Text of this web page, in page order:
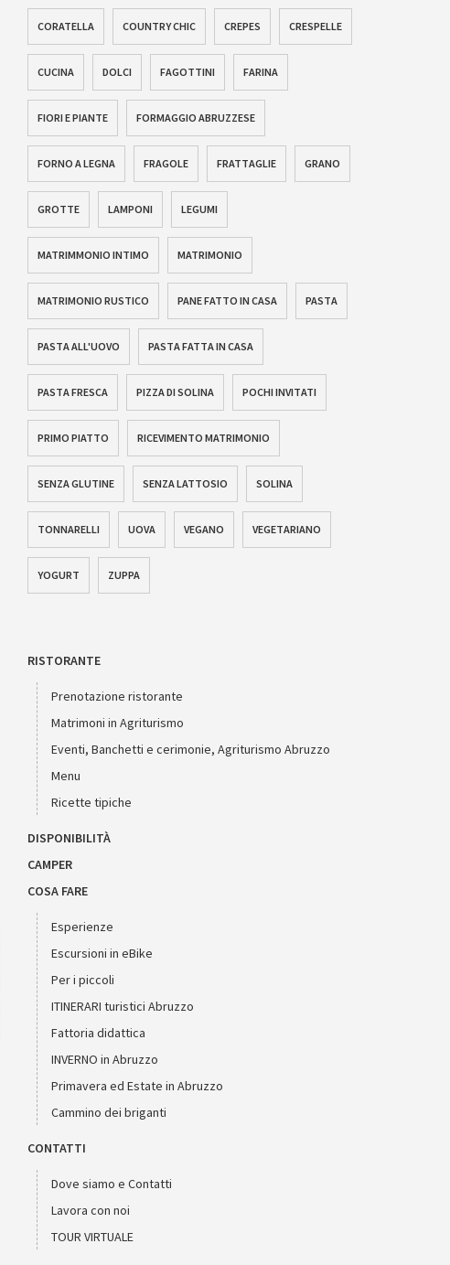
CORATELLA COUNTRY CHIC CREPES CRESPELLE
CUCINA DOLCI FAGOTTINI FARINA
FIORI E PIANTE FORMAGGIO ABRUZZESE
FORNO A LEGNA FRAGOLE FRATTAGLIE GRANO
GROTTE LAMPONI LEGUMI
MATRIMMONIO INTIMO MATRIMONIO
MATRIMONIO RUSTICO PANE FATTO IN CASA PASTA
PASTA ALL'UOVO PASTA FATTA IN CASA
PASTA FRESCA PIZZA DI SOLINA POCHI INVITATI
PRIMO PIATTO RICEVIMENTO MATRIMONIO
SENZA GLUTINE SENZA LATTOSIO SOLINA
TONNARELLI UOVA VEGANO VEGETARIANO
YOGURT ZUPPA
RISTORANTE
Prenotazione ristorante
Matrimoni in Agriturismo
Eventi, Banchetti e cerimonie, Agriturismo Abruzzo
Menu
Ricette tipiche
DISPONIBILITÀ
CAMPER
COSA FARE
Esperienze
Escursioni in eBike
Per i piccoli
ITINERARI turistici Abruzzo
Fattoria didattica
INVERNO in Abruzzo
Primavera ed Estate in Abruzzo
Cammino dei briganti
CONTATTI
Dove siamo e Contatti
Lavora con noi
TOUR VIRTUALE